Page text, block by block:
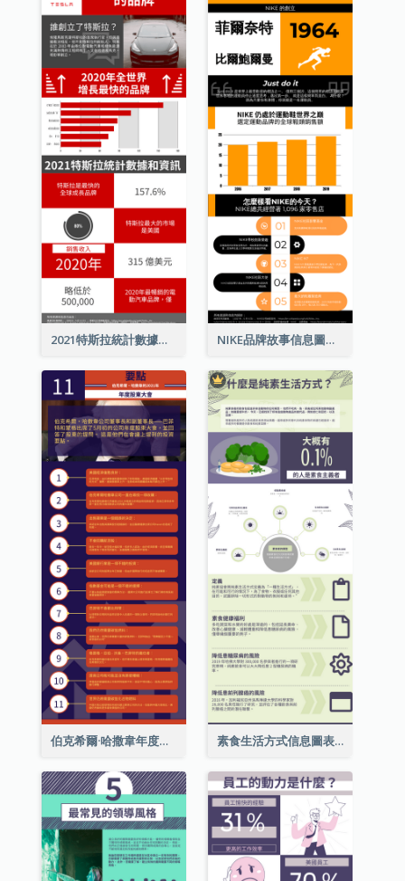
2021特斯拉統計數據和資訊信息圖表 NIKE品牌故事信息圖表
伯克希爾·哈撒韋年度股東大會的11個要點 素食生活方式信息圖表